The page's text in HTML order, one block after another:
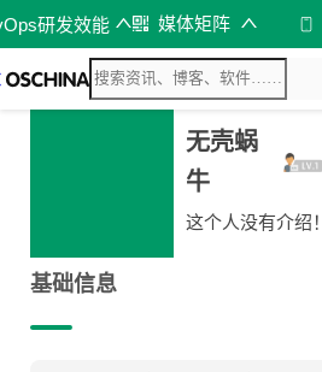
研发效能 媒体矩阵
无壳蜗
牛
这个人没有介绍！
基础信息